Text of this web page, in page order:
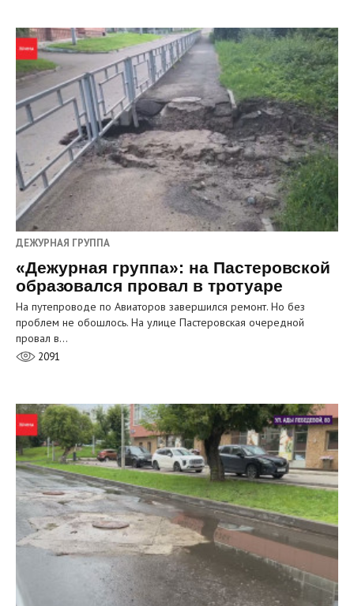
ДЕЖУРНАЯ ГРУППА
«Дежурная группа»: на Пастеровской
образовался провал в тротуаре
На путепроводе по Авиаторов завершился ремонт. Но без
проблем не обошлось. На улице Пастеровская очередной
провал в…
2091